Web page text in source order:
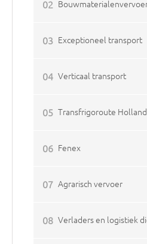
02
03 Exceptioneel transport
04 Verticaal transport
05 Transfrigoroute Holland
06 Fenex
07 Agrarisch vervoer
08 Verladers en logistiek